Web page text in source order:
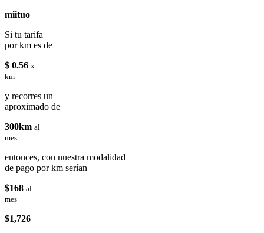
miituo
Si tu tarifa
por km es de
$ 0.56 x
km
y recorres un
aproximado de
300km al
mes
entonces, con nuestra modalidad
de pago por km serían
$168 al
mes
$1,726